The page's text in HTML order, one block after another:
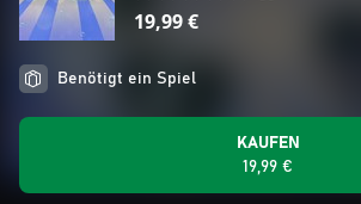
19,99 €
Benötigt ein Spiel
KAUFEN
19,99 €